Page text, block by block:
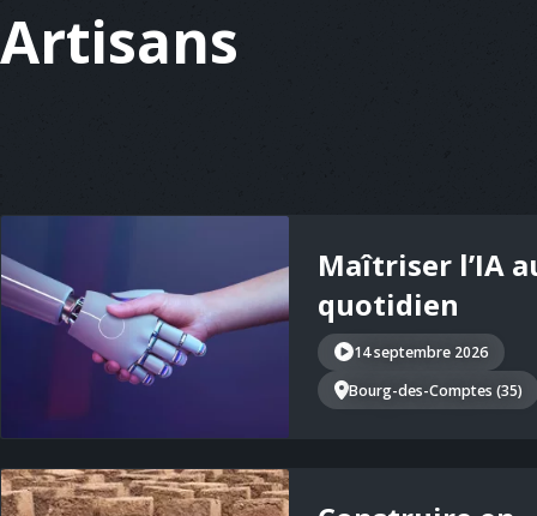
Artisans
Maîtriser l’IA
quotidien
14 septembre 2026
Bourg-des-Comptes (35)